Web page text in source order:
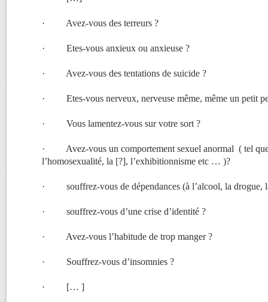
· Avez-vous des terreurs ?
· Etes-vous anxieux ou anxieuse ?
· Avez-vous des tentations de suicide ?
· Etes-vous nerveux, nerveuse même, même un petit
· Vous lamentez-vous sur votre sort ?
· Avez-vous un comportement sexuel anormal ( tel que
l’homosexualité, la [?], l’exhibitionnisme etc … )?
· souffrez-vous de dépendances (à l’alcool, la drogue,
· souffrez-vous d’une crise d’identité ?
· Avez-vous l’habitude de trop manger ?
· Souffrez-vous d’insomnies ?
· [… ]